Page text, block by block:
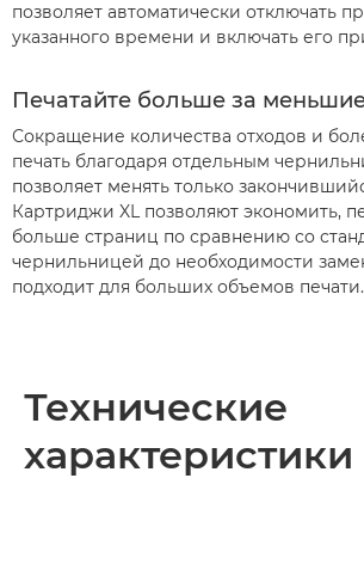
позволяет автоматически отключать
указанного времени и включать его
Печатайте больше за
Сокращение количества отходов и
печать благодаря отдельным
позволяет менять только
Картриджи XL позволяют экономить,
больше страниц по сравнению со
чернильницей до необходимости
подходит для больших объемов печати.
Технические
характеристики